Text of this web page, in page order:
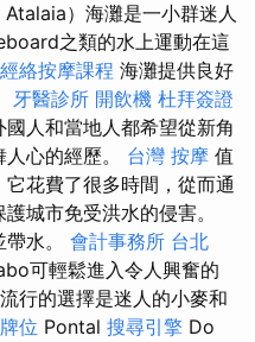
Atalaia）海灘是一小群迷人
之類的水上運動在這
絡按摩課程 海灘提供良好
牙醫診所 開飲機 杜拜簽證
人和當地人都希望從新角
心的經歷。 台灣 按摩 值
花費了很多時間，從而通
城市免受洪水的侵害。
水。 會計事務所 台北
可輕鬆進入令人興奮的
行的選擇是迷人的小麥和
牌位 Pontal 搜尋引擎 Do